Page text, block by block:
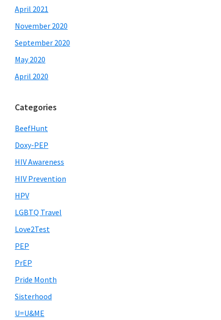
April 2021
November 2020
September 2020
May 2020
April 2020
Categories
BeefHunt
Doxy-PEP
HIV Awareness
HIV Prevention
HPV
LGBTQ Travel
Love2Test
PEP
PrEP
Pride Month
Sisterhood
U=U&ME